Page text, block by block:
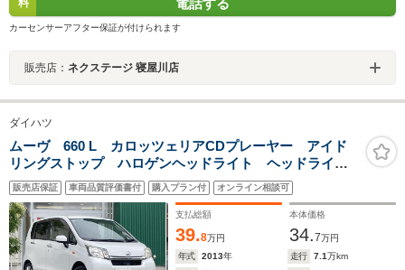
料
電話する
カーセンサーアフター保証が付けられます
販売店： ネクステージ 寝屋川店
ダイハツ
ムーヴ 660 L カロッツェリアCDプレーヤー アイド
リングストップ ハロゲンヘッドライト ヘッドライト
レベライザ TOPRUN14インチAW 電動格納ミラー
リモコンキー ドアバイザー フロアマット
販売店保証 車両品質評価書付 購入プラン付 オンライン相談可
支払総額
39.8万円
本体価格
34.7万円
年式
2013年 走行 7.1万km